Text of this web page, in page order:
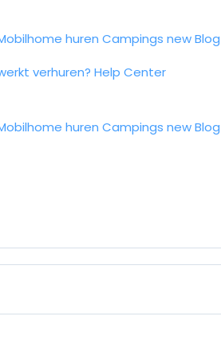
huren Campings newBlog
verhuren? Help Center
huren Campings newBlog